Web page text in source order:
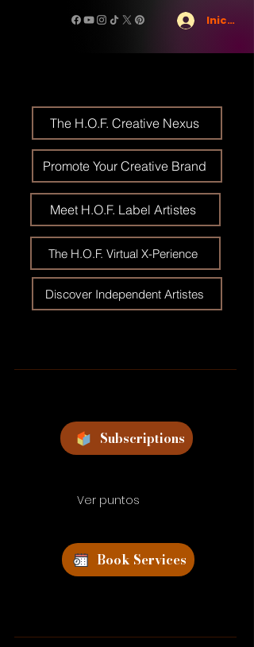
Iniciar
The H.O.F. Creative Nexus
Promote Your Creative Brand
Meet H.O.F. Label Artistes
The H.O.F. Virtual X-Perience
Discover Independent Artistes
Subscriptions
Ver puntos
Book Services